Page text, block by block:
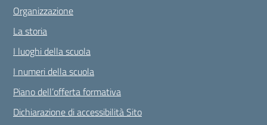
Organizzazione
La storia
I luoghi della scuola
I numeri della scuola
Piano dell’offerta formativa
Dichiarazione di accessibilità Sito